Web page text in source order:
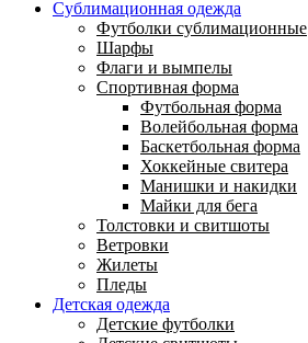
Сублимационная одежда
Футболки сублимационные
Шарфы
Флаги и вымпелы
Спортивная форма
Футбольная форма
Волейбольная форма
Баскетбольная форма
Хоккейные свитера
Манишки и накидки
Майки для бега
Толстовки и свитшоты
Ветровки
Жилеты
Пледы
Детская одежда
Детские футболки